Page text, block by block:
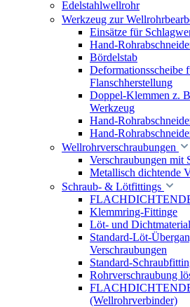
Edelstahlwellrohr
Werkzeug zur
Einsätze für
Hand-
Bördelstab
Deformationsscheibe
Flanschherstellung
Doppel-Klemmen z.
Werkzeug
Hand-
Hand-
Wellrohrverschraubungen
Verschraubungen mit
Metallisch dichtende
Schraub- & Lötfittings
Klemmring-Fittinge
Löt- und Dichtmaterial
Standard-Löt-
Verschraubungen
Standard-
Rohrverschraubung
(Wellrohrverbinder)